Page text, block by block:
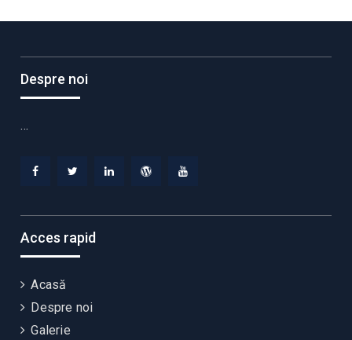
Despre noi
…
Acces rapid
Acasă
Despre noi
Galerie